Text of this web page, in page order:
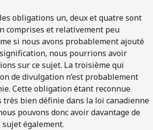
obligations un, deux et quatre sont
comprises et relativement peu
si nous avons probablement ajouté
nous pourrions avoir
sur ce sujet. La troisième qui
de divulgation n’est probablement
Cette obligation étant reconnue
très bien définie dans la loi canadienne
pouvons donc avoir davantage de
sujet également.